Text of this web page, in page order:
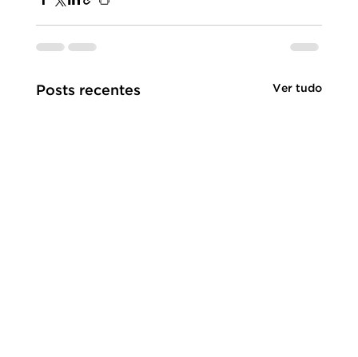
Posts recentes Ver tudo